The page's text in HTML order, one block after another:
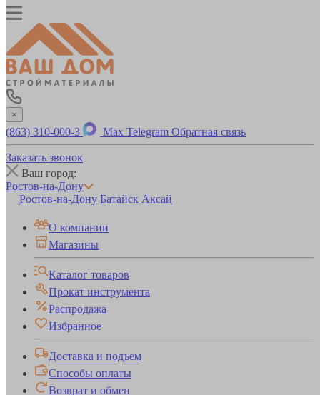
×
(863) 310-000-3 Max Telegram Обратная связь
Заказать звонок
Ваш город:
Ростов-на-Дону
Ростов-на-Дону Батайск Аксай
О компании
Магазины
Каталог товаров
Прокат инструмента
Распродажа
Избранное
Доставка и подъем
Способы оплаты
Возврат и обмен